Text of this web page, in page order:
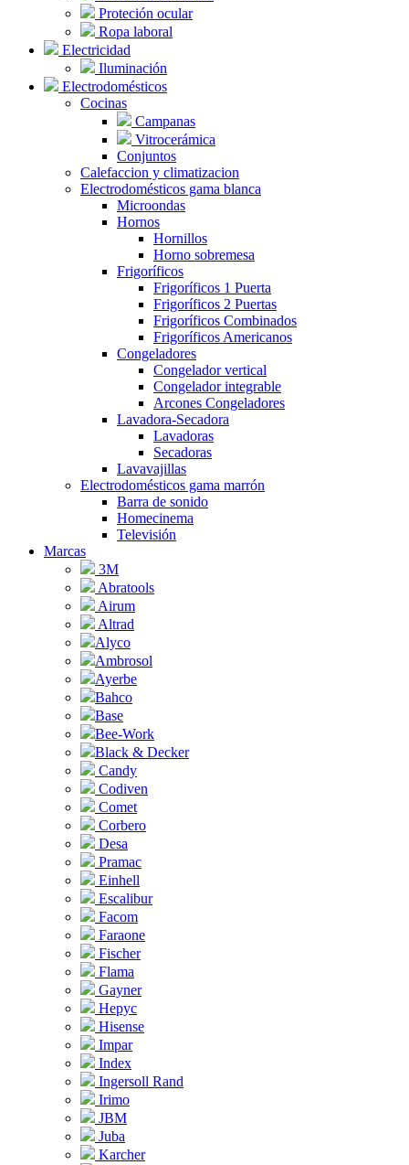
Proteción ocular
Ropa laboral
Electricidad
Iluminación
Electrodomésticos
Cocinas
Campanas
Vitrocerámica
Conjuntos
Calefaccion y climatizacion
Electrodomésticos gama blanca
Microondas
Hornos
Hornillos
Horno sobremesa
Frigoríficos
Frigoríficos 1 Puerta
Frigoríficos 2 Puertas
Frigoríficos Combinados
Frigoríficos Americanos
Congeladores
Congelador vertical
Congelador integrable
Arcones Congeladores
Lavadora-Secadora
Lavadoras
Secadoras
Lavavajillas
Electrodomésticos gama marrón
Barra de sonido
Homecinema
Televisión
Marcas
3M
Abratools
Airum
Altrad
Alyco
Ambrosol
Ayerbe
Bahco
Base
Bee-Work
Black & Decker
Candy
Codiven
Comet
Corbero
Desa
Pramac
Einhell
Escalibur
Facom
Faraone
Fischer
Flama
Gayner
Hepyc
Hisense
Impar
Index
Ingersoll Rand
Irimo
JBM
Juba
Karcher